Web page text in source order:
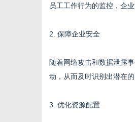
员工工作行为的监控，企
2. 保障企业安全
随着网络攻击和数据泄露
动，从而及时识别出潜在
3. 优化资源配置